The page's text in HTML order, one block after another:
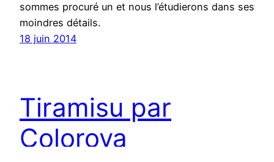
sommes procuré un et nous l’étudierons dans ses
moindres détails.
18 juin 2014
Tiramisu par
Colorova